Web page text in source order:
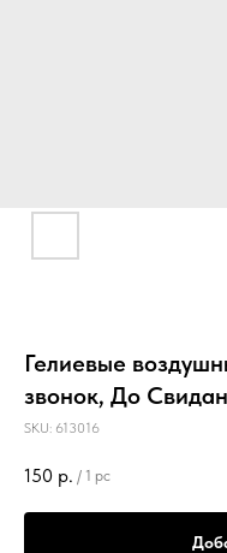
Гелиевые
звонок, До
SKU: 613016
150 р. / 1 pc